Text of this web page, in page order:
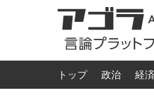
トップ 政治 経済